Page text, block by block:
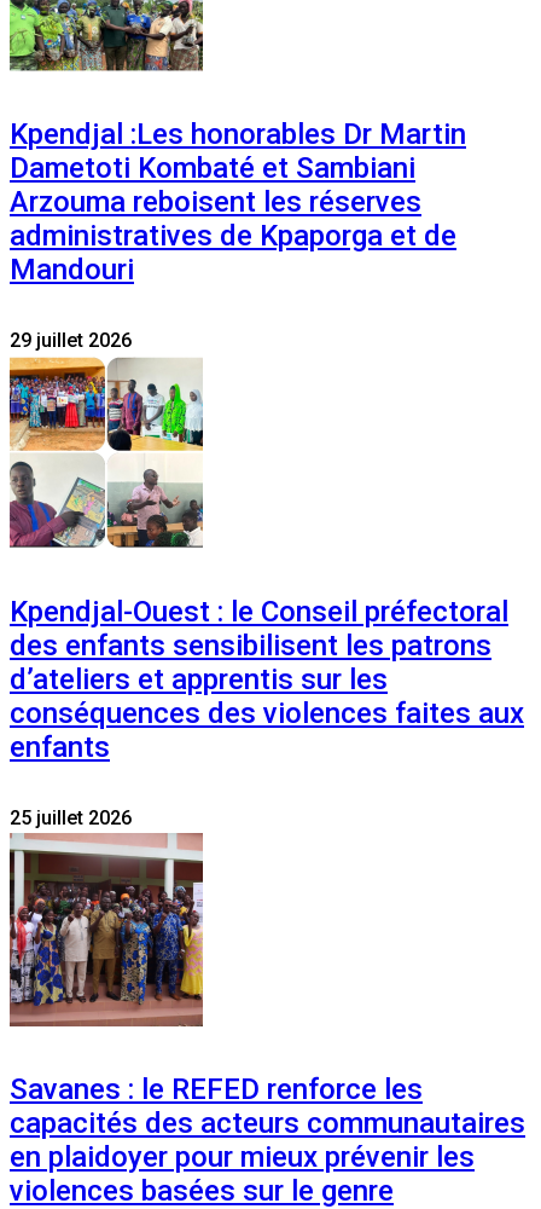
Kpendjal :Les honorables Dr Martin
Dametoti Kombaté et Sambiani
Arzouma reboisent les réserves
administratives de Kpaporga et de
Mandouri
29 juillet 2026
Kpendjal-Ouest : le Conseil préfectoral
des enfants sensibilisent les patrons
d’ateliers et apprentis sur les
conséquences des violences faites aux
enfants
25 juillet 2026
Savanes : le REFED renforce les
capacités des acteurs communautaires
en plaidoyer pour mieux prévenir les
violences basées sur le genre